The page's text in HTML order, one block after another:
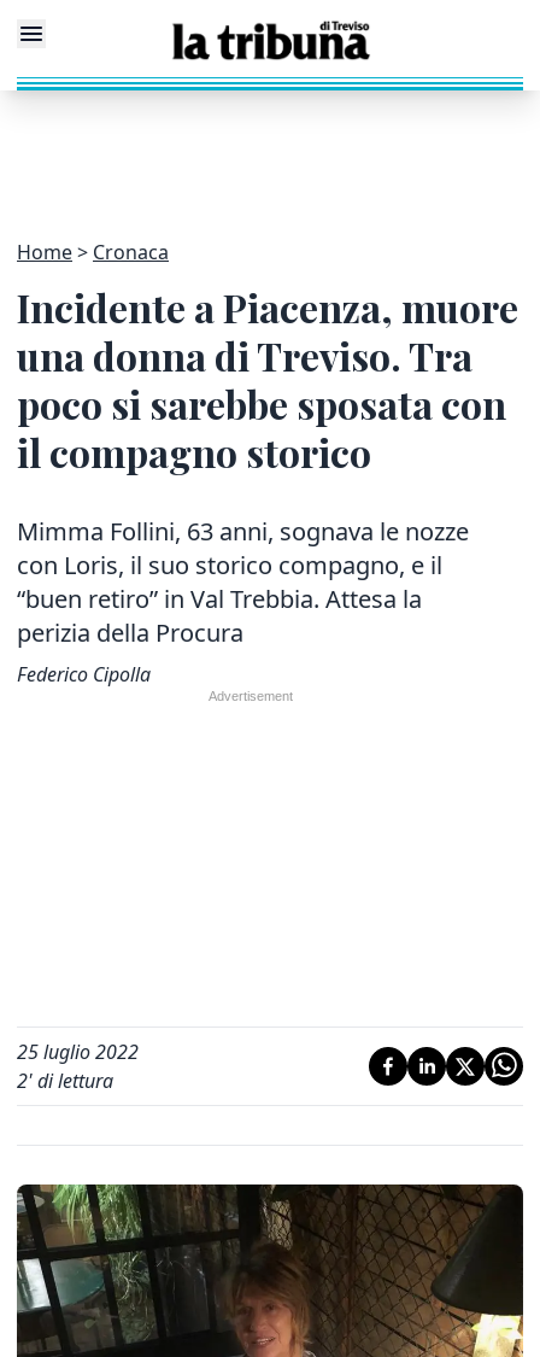
Home Cronaca
Incidente a Piacenza, muore
una donna di Treviso. Tra
poco si sarebbe sposata con
il compagno storico
Mimma Follini, 63 anni, sognava le nozze
con Loris, il suo storico compagno, e il
“buen retiro” in Val Trebbia. Attesa la
perizia della Procura
Federico Cipolla
25 luglio 2022
2' di lettura